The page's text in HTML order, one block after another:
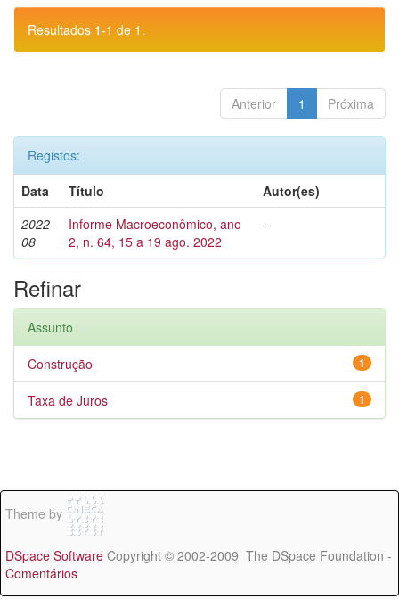
Resultados 1-1 de 1.
Anterior 1 Próxima
Registos:
Data
Título
Autor(es)
2022-
08
Informe Macroeconômico, ano
2, n. 64, 15 a 19 ago. 2022
-
Refinar
Assunto
1
Construção
1
Taxa de Juros
Theme by
DSpace Software Copyright © 2002-2009 The DSpace Foundation -
Comentários